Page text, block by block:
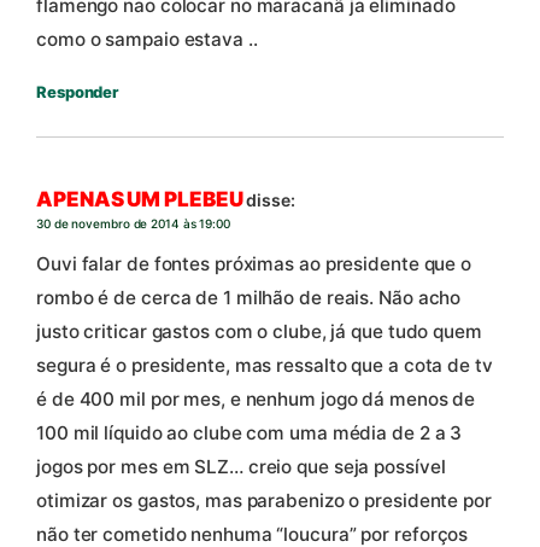
flamengo nao colocar no maracanã ja eliminado
como o sampaio estava ..
Responder
APENAS UM PLEBEUdisse:
30 de novembro de 2014 às 19:00
Ouvi falar de fontes próximas ao presidente que o
rombo é de cerca de 1 milhão de reais. Não acho
justo criticar gastos com o clube, já que tudo quem
segura é o presidente, mas ressalto que a cota de tv
é de 400 mil por mes, e nenhum jogo dá menos de
100 mil líquido ao clube com uma média de 2 a 3
jogos por mes em SLZ… creio que seja possível
otimizar os gastos, mas parabenizo o presidente por
não ter cometido nenhuma “loucura” por reforços